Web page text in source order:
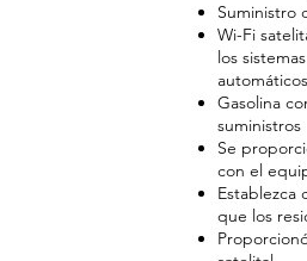
Suministro
Wi-Fi
los
automáticos
Gasolina
suministros
Se
con el
Establezca
que los